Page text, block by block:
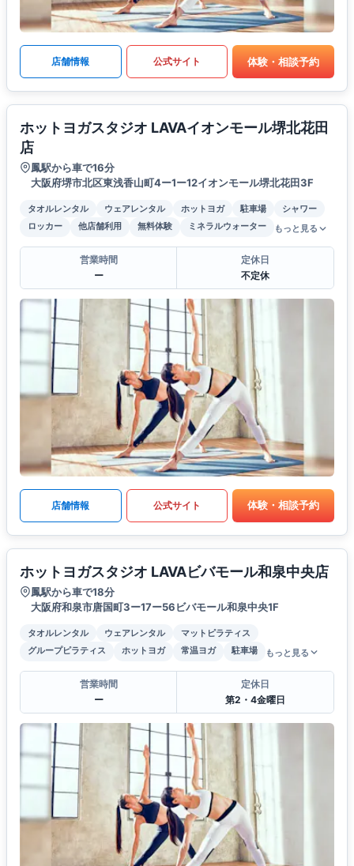
店舗情報 公式サイト 体験・相談予約
ホットヨガスタジオ LAVAイオンモール堺北花田
店
鳳駅から車で16分
大阪府堺市北区東浅香山町4ー1ー12イオンモール堺北花田3F
タオルレンタル ウェアレンタル ホットヨガ 駐車場
シャワー
ロッカー
他店舗利用 無料体験 ミネラルウォーター もっと見る
営業時間
ー
定休日
不定休
店舗情報 公式サイト 体験・相談予約
ホットヨガスタジオ LAVAビバモール和泉中央店
鳳駅から車で18分
大阪府和泉市唐国町3ー17ー56ビバモール和泉中央1F
タオルレンタル ウェアレンタル
マットピラティス
グループピラティス
ホットヨガ 常温ヨガ 駐車場 もっと見る
営業時間
ー
定休日
第2・4金曜日